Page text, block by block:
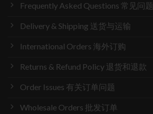
Frequently Asked Questions 常见问题
Delivery & Shipping 送货与运输
International Orders 海外订购
Returns & Refund Policy 退货和退款
Order Issues 有关订单问题
Wholesale Orders 批发订单